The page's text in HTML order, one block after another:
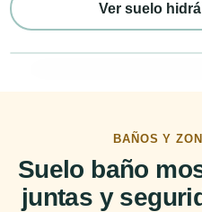
Ver suelo
BAÑOS Y
Suelo baño
juntas y